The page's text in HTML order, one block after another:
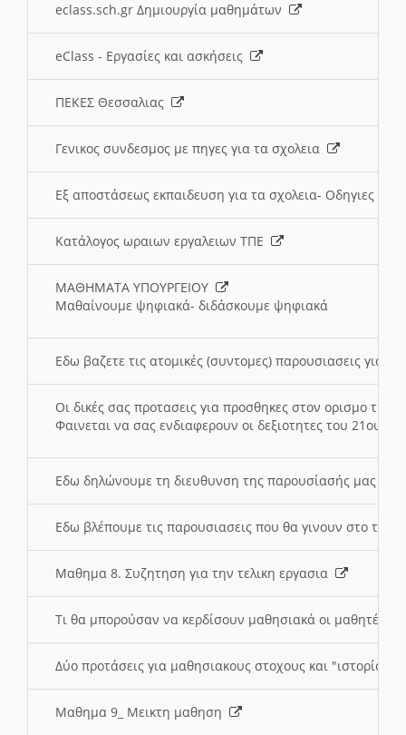
eclass.sch.gr Δημιουργία μαθημάτων
eClass - Εργασίες και ασκήσεις
ΠΕΚΕΣ Θεσσαλιας
Γενικος συνδεσμος με πηγες για τα σχολεια
Εξ αποστάσεως εκπαιδευση για τα σχολεια- Οδηγιες
Κατάλογος ωραιων εργαλειων ΤΠΕ
ΜΑΘΗΜΑΤΑ ΥΠΟΥΡΓΕΙΟΥ
Μαθαίνουμε ψηφιακά- διδάσκουμε ψηφιακά
Εδω βαζετε τις ατομικές (συντομες) παρουσιασεις για
Οι δικές σας προτασεις για προσθηκες στον ορισμο
Φαινεται να σας ενδιαφερουν οι δεξιοτητες του 21ου
Εδω δηλώνουμε τη διευθυνση της παρουσίασής μας
Εδω βλέπουμε τις παρουσιασεις που θα γινουν στο
Μαθημα 8. Συζητηση για την τελικη εργασια
Τι θα μπορούσαν να κερδίσουν μαθησιακά οι μαθητές/
Δύο προτάσεις για μαθησιακους στοχους και "ιστορία"
Μαθημα 9_ Μεικτη μαθηση